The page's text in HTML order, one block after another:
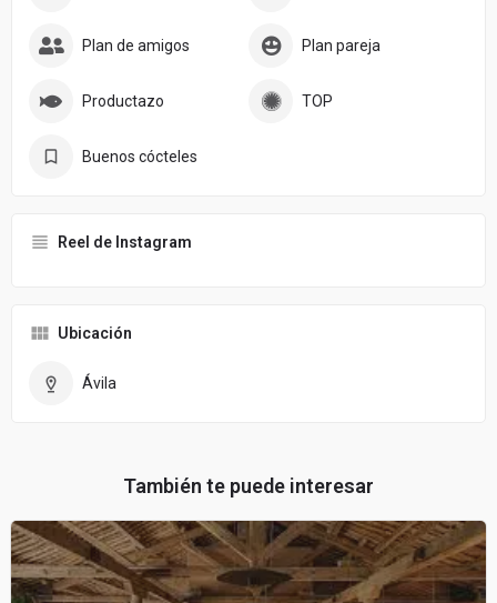
Plan de amigos Plan pareja
Productazo TOP
Buenos cócteles
Reel de Instagram
Ubicación
Ávila
También te puede interesar